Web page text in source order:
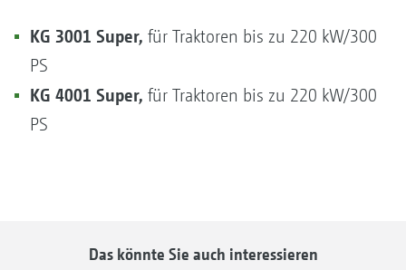
KG 3001 Super, für Traktoren bis zu 220 kW/300
PS
KG 4001 Super, für Traktoren bis zu 220 kW/300
PS
Das könnte Sie auch interessieren